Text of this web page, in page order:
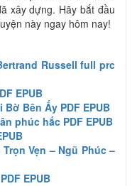
xây dựng. Hãy bắt đầu
này ngay hôm nay!
Russell full prc
EPUB
Bên Ấy PDF EPUB
phúc hắc PDF EPUB
Vẹn – Ngũ Phúc –
EPUB